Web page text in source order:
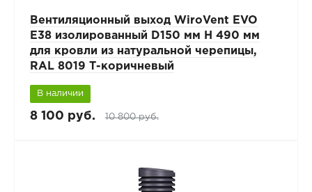
Вентиляционный выход WiroVent EVO
E38 изолированный D150 мм Н 490 мм
для кровли из натуральной черепицы,
RAL 8019 Т-коричневый
В наличии
8 100 руб. 10 800 руб.